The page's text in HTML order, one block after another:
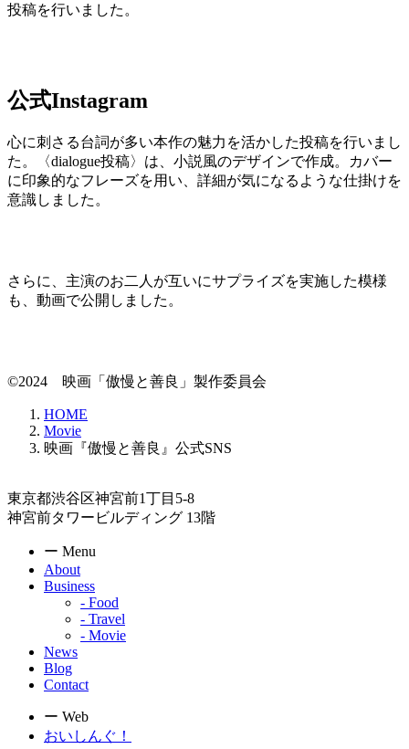
投稿を行いました。
公式Instagram
心に刺さる台詞が多い本作の魅力を活かした投稿を行いまし
た。〈dialogue投稿〉は、小説風のデザインで作成。カバー
に印象的なフレーズを用い、詳細が気になるような仕掛けを
意識しました。
さらに、主演のお二人が互いにサプライズを実施した模様
も、動画で公開しました。
©︎2024 映画「傲慢と善良」製作委員会
HOME
Movie
映画『傲慢と善良』公式SNS
東京都渋谷区神宮前1丁目5-8
神宮前タワービルディング 13階
ー Menu
About
Business
- Food
- Travel
- Movie
News
Blog
Contact
ー Web
おいしんぐ！